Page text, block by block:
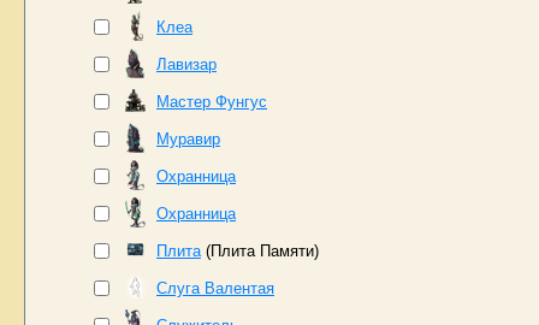
Клеа
Лавизар
Мастер Фунгус
Муравир
Охранницa
Охранница
Плита (Плита Памяти)
Слуга Валентая